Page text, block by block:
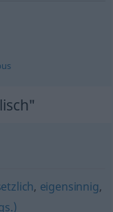
, eigensinnig,